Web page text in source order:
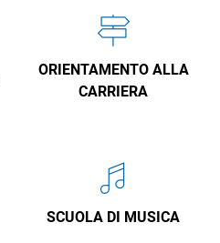
ORIENTAMENTO ALLA
CARRIERA
SCUOLA DI MUSICA